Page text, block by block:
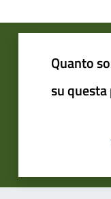
Quanto
su